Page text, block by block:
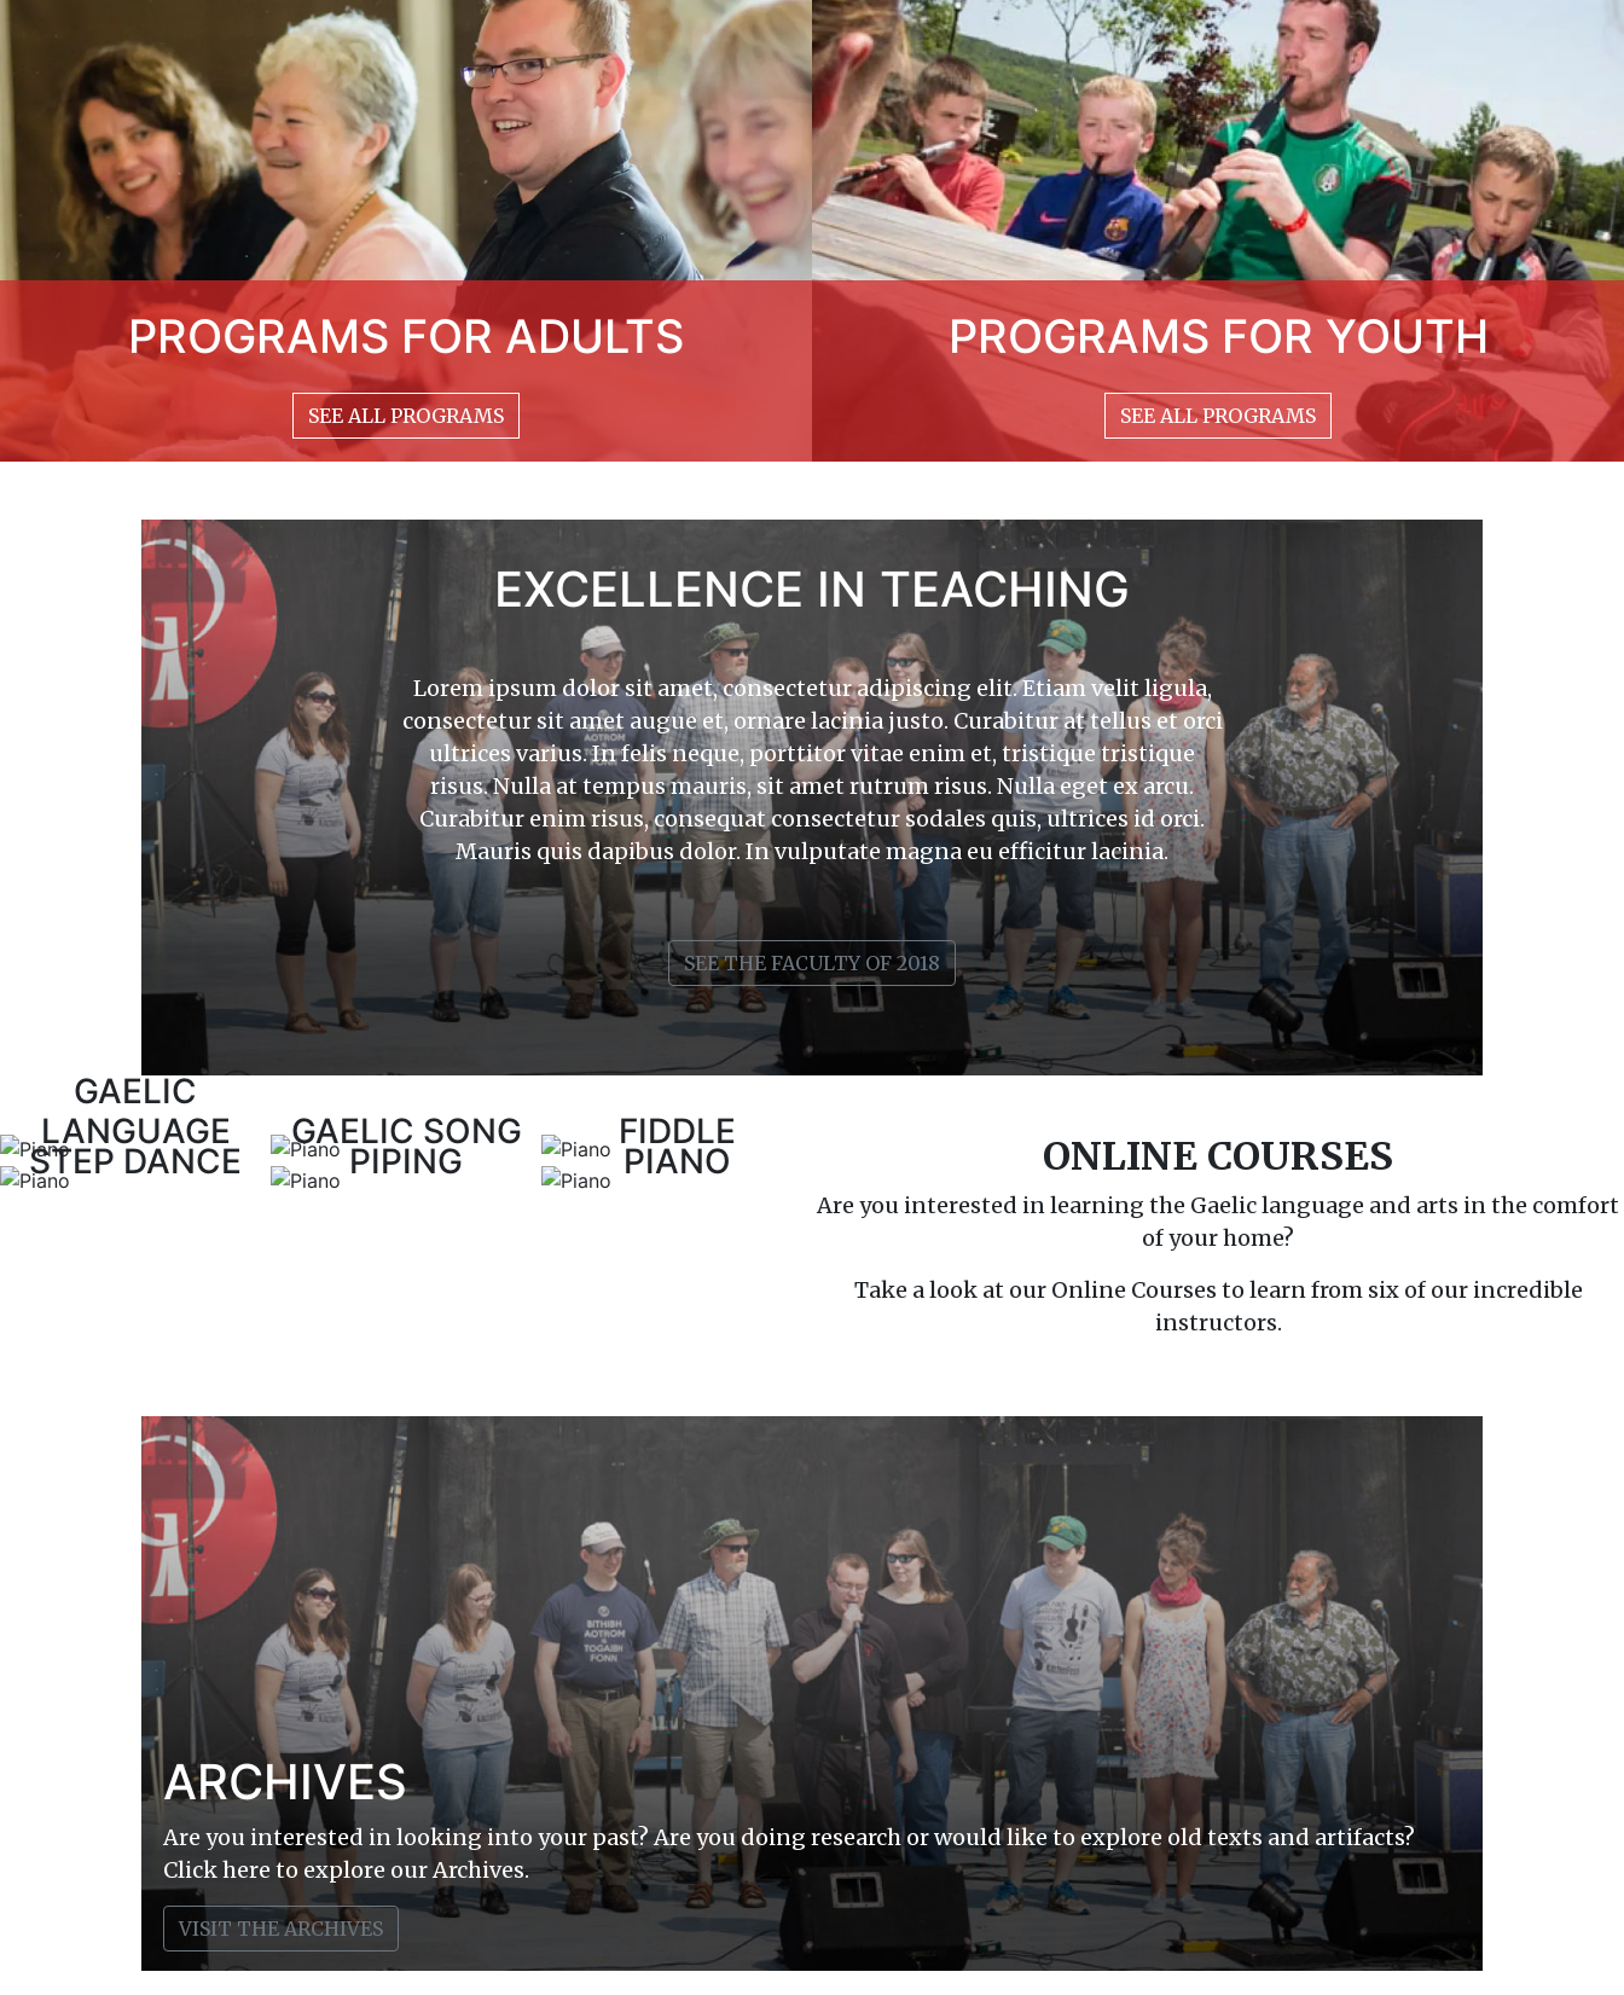
PROGRAMS FOR ADULTS
Lorem ipsum dolor sit amet, consectetur adipiscing elit. Etiam velit
ligula, consectetur sit amet augue et, ornare lacinia justo. Curabitur at
tellus et orci ultrices varius. In felis neque, porttitor vitae enim et,
tristique tristique risus. Nulla at tempus mauris, sit amet rutrum risus.
Nulla eget ex arcu. Curabitur enim risus, consequat consectetur
sodales quis, ultrices id orci. Mauris quis dapibus dolor. In vulputate
magna eu efficitur lacinia.
Donec bibendum ligula vitae ex elementum placerat. Etiam fermentum
facilisis bibendum. Mauris a cursus erat, vel posuere dui. Maecenas
eget arcu sit amet eros vestibulum venenatis sit amet quis magna.
Vestibulum fringilla est non porttitor lobortis. Orci varius natoque
penatibus et magnis dis parturient montes, nascetur ridiculus mus.
Sed urna ex, rutrum vel sagittis et, tristique imperdiet erat. Nam
suscipit, dui eget tempor pharetra, orci est lacinia quam, in sagittis elit
lectus id nunc. Vivamus gravida tincidunt luctus. Proin blandit, turpis
sit amet mollis congue, dolor erat interdum lectus, et lacinia tellus
odio non nisl. Sed lorem felis, cursus eget leo sed, viverra gravida
SEE ALL PROGRAMS
PROGRAMS FOR YOUTH
Lorem ipsum dolor sit amet, consectetur adipiscing elit. Etiam velit
ligula, consectetur sit amet augue et, ornare lacinia justo. Curabitur at
tellus et orci ultrices varius. In felis neque, porttitor vitae enim et,
tristique tristique risus. Nulla at tempus mauris, sit amet rutrum risus.
Nulla eget ex arcu. Curabitur enim risus, consequat consectetur
sodales quis, ultrices id orci. Mauris quis dapibus dolor. In vulputate
magna eu efficitur lacinia.
Donec bibendum ligula vitae ex elementum placerat. Etiam fermentum
facilisis bibendum. Mauris a cursus erat, vel posuere dui. Maecenas
eget arcu sit amet eros vestibulum venenatis sit amet quis magna.
Vestibulum fringilla est non porttitor lobortis. Orci varius natoque
penatibus et magnis dis parturient montes, nascetur ridiculus mus.
Sed urna ex, rutrum vel sagittis et, tristique imperdiet erat. Nam
suscipit, dui eget tempor pharetra, orci est lacinia quam, in sagittis elit
lectus id nunc. Vivamus gravida tincidunt luctus. Proin blandit, turpis
sit amet mollis congue, dolor erat interdum lectus, et lacinia tellus
odio non nisl. Sed lorem felis, cursus eget leo sed, viverra gravida
augue. In dignissim porta odio sed luctus.
SEE ALL PROGRAMS
EXCELLENCE IN TEACHING
Lorem ipsum dolor sit amet, consectetur adipiscing elit. Etiam velit ligula,
consectetur sit amet augue et, ornare lacinia justo. Curabitur at tellus et orci
ultrices varius. In felis neque, porttitor vitae enim et, tristique tristique
risus. Nulla at tempus mauris, sit amet rutrum risus. Nulla eget ex arcu.
Curabitur enim risus, consequat consectetur sodales quis, ultrices id orci.
Mauris quis dapibus dolor. In vulputate magna eu efficitur lacinia.
SEE THE FACULTY OF 2018
GAELIC
LANGUAGE
GAELIC SONG FIDDLE
STEP DANCE PIPING PIANO ONLINE COURSES
Are you interested in learning the Gaelic language and arts in the comfort
of your home?
Take a look at our Online Courses to learn from six of our incredible
instructors.
ARCHIVES
Are you interested in looking into your past? Are you doing research or would like to explore old texts and artifacts?
Click here to explore our Archives.
VISIT THE ARCHIVES